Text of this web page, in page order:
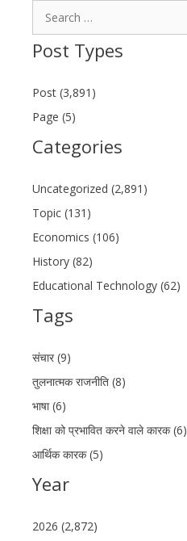
Post Types
Post (3,891)
Page (5)
Categories
Uncategorized (2,891)
Topic (131)
Economics (106)
History (82)
Educational Technology (62)
Tags
संचार (9)
तुलनात्मक राजनीति (8)
भाषा (6)
शिक्षा को प्रभावित करने वाले कारक (6)
आर्थिक कारक (5)
Year
2026 (2,872)